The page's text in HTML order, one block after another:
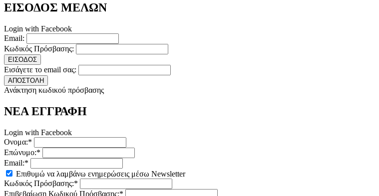
ΕΙΣΟΔΟΣ ΜΕΛΩΝ
Login with Facebook
Email:
Κωδικός Πρόσβασης:
ΕΙΣΟΔΟΣ
Εισάγετε το email σας:
ΑΠΟΣΤΟΛΗ
Ανάκτηση κωδικού πρόσβασης
ΝΕΑ ΕΓΓΡΑΦΗ
Login with Facebook
Ονομα:*
Επώνυμο:*
Email:*
Επιθυμώ να λαμβάνω ενημερώσεις μέσω Newsletter
Κωδικός Πρόσβασης:*
Επιβεβαίωση Κωδικού Πρόσβασης:*